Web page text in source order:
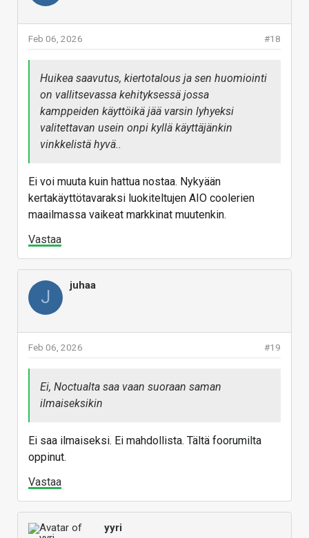
#18
Feb 06, 2026
Huikea saavutus, kiertotalous ja sen huomiointi
on vallitsevassa kehityksessä jossa
kamppeiden käyttöikä jää varsin lyhyeksi
valitettavan usein onpi kyllä käyttäjänkin
vinkkelistä hyvä..
Ei voi muuta kuin hattua nostaa. Nykyään
kertakäyttötavaraksi luokiteltujen AIO coolerien
maailmassa vaikeat markkinat muutenkin.
Vastaa
J
juhaa
#19
Feb 06, 2026
Ei, Noctualta saa vaan suoraan saman
ilmaiseksikin
Ei saa ilmaiseksi. Ei mahdollista. Tältä foorumilta
oppinut.
Vastaa
yyri